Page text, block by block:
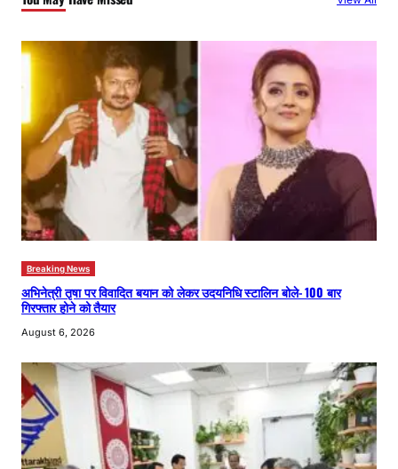
Breaking News
अभिनेत्री तृषा पर विवादित बयान को लेकर उदयनिधि स्टालिन बोले- 100 बार
गिरफ्तार होने को तैयार
August 6, 2026